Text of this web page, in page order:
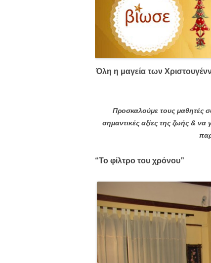
Όλη η μαγεία των
Προσκαλούμε τους μαθητές
σημαντικές αξίες της ζωής &
“Το φίλτρο του χρόνου”